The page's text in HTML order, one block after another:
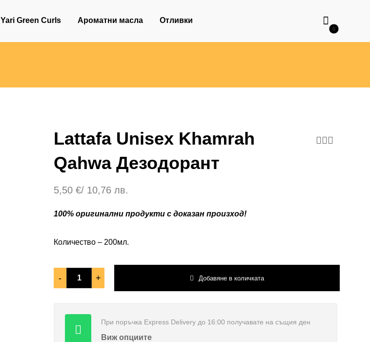
Yari Green Curls Ароматни масла Отливки
Lattafa Unisex Khamrah
Qahwa Дезодорант
5,50€/ 10,76 лв.
100% оригинални продукти с доказан произход!
Количество – 200мл.
- + Добавяне в количката
При поръчка Еxpress Delivery до 16:00 получавате на същия ден
Виж опциите